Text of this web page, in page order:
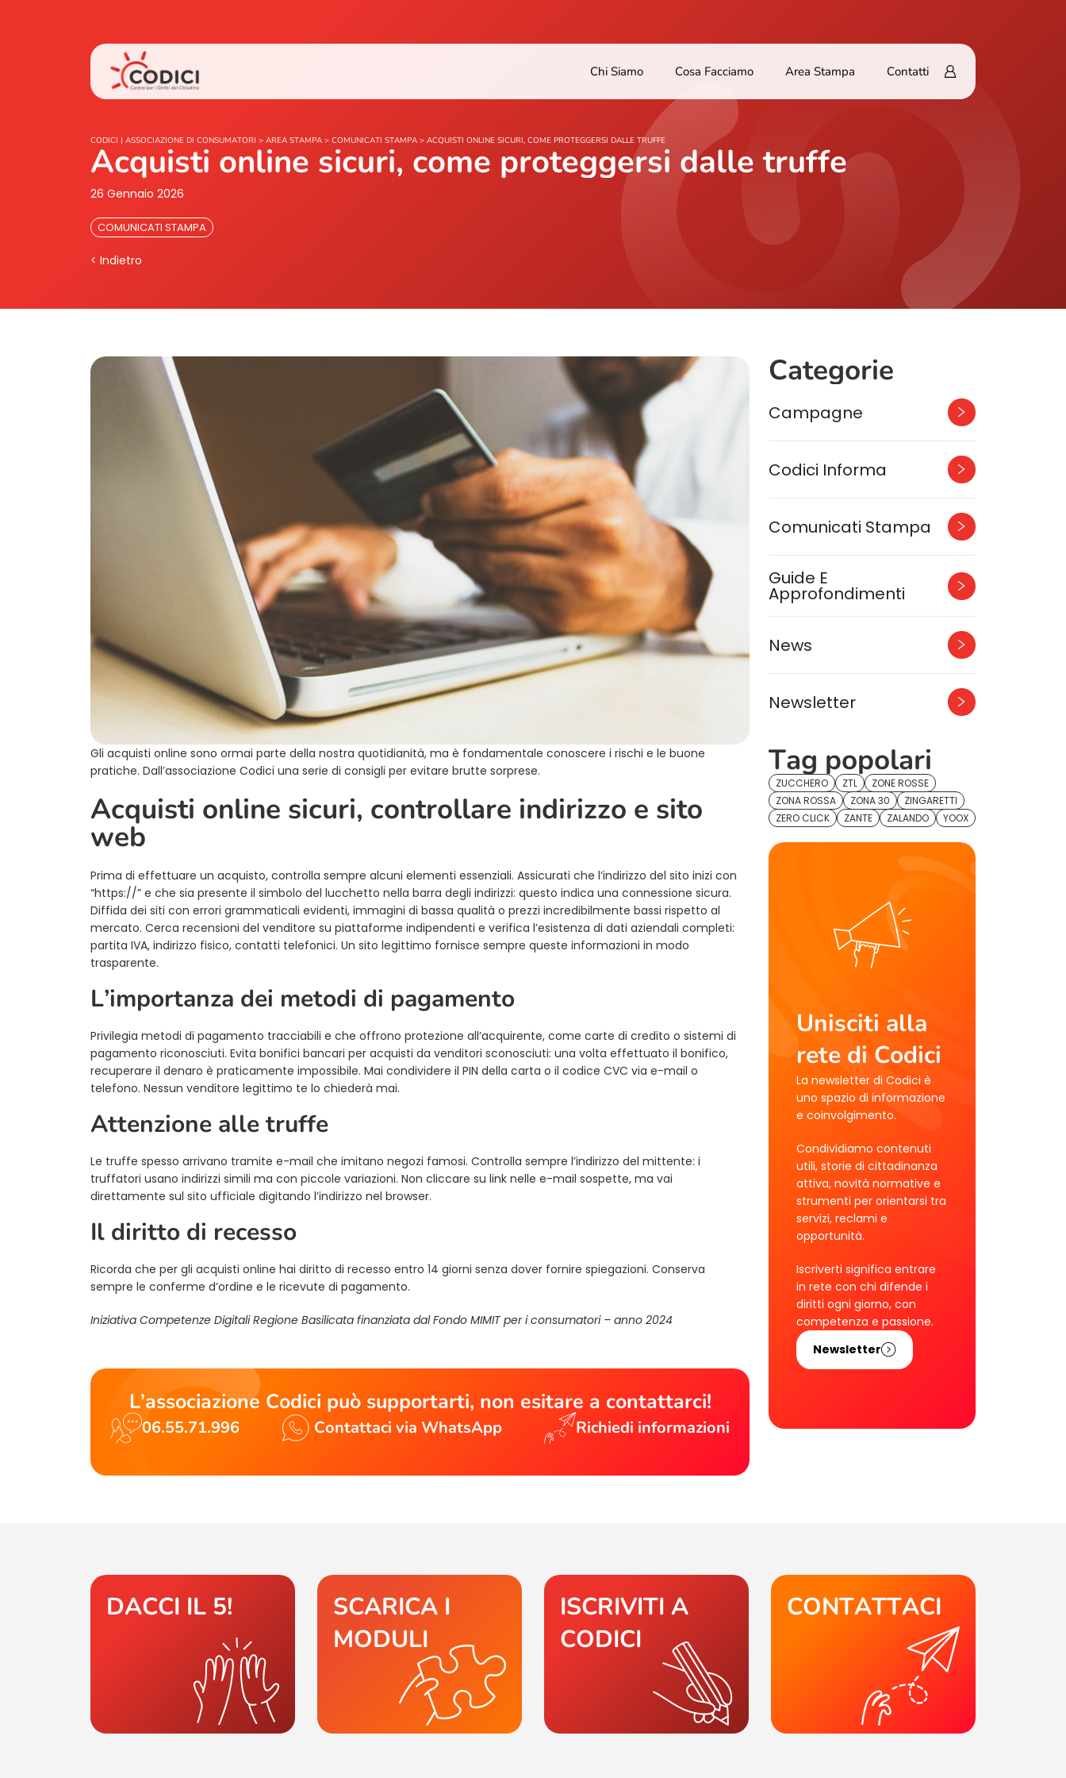
Chi Siamo Cosa Facciamo Area Stampa Contatti
CODICI | ASSOCIAZIONE DI CONSUMATORI > AREA STAMPA > COMUNICATI STAMPA > ACQUISTI ONLINE SICURI, COME PROTEGGERSI DALLE TRUFFE
Acquisti online sicuri, come proteggersi dalle truffe
26 Gennaio 2026
COMUNICATI STAMPA
< Indietro
Gli acquisti online sono ormai parte della nostra quotidianità, ma è fondamentale conoscere i rischi e le buone
pratiche. Dall’associazione Codici una serie di consigli per evitare brutte sorprese.
Acquisti online sicuri, controllare indirizzo e sito
web
Prima di effettuare un acquisto, controlla sempre alcuni elementi essenziali. Assicurati che l’indirizzo del sito inizi con
“https://” e che sia presente il simbolo del lucchetto nella barra degli indirizzi: questo indica una connessione sicura.
Diffida dei siti con errori grammaticali evidenti, immagini di bassa qualità o prezzi incredibilmente bassi rispetto al
mercato. Cerca recensioni del venditore su piattaforme indipendenti e verifica l’esistenza di dati aziendali completi:
partita IVA, indirizzo fisico, contatti telefonici. Un sito legittimo fornisce sempre queste informazioni in modo
trasparente.
L’importanza dei metodi di pagamento
Privilegia metodi di pagamento tracciabili e che offrono protezione all’acquirente, come carte di credito o sistemi di
pagamento riconosciuti. Evita bonifici bancari per acquisti da venditori sconosciuti: una volta effettuato il bonifico,
recuperare il denaro è praticamente impossibile. Mai condividere il PIN della carta o il codice CVC via e-mail o
telefono. Nessun venditore legittimo te lo chiederà mai.
Attenzione alle truffe
Le truffe spesso arrivano tramite e-mail che imitano negozi famosi. Controlla sempre l’indirizzo del mittente: i
truffatori usano indirizzi simili ma con piccole variazioni. Non cliccare su link nelle e-mail sospette, ma vai
direttamente sul sito ufficiale digitando l’indirizzo nel browser.
Il diritto di recesso
Ricorda che per gli acquisti online hai diritto di recesso entro 14 giorni senza dover fornire spiegazioni. Conserva
sempre le conferme d’ordine e le ricevute di pagamento.
Iniziativa Competenze Digitali Regione Basilicata finanziata dal Fondo MIMIT per i consumatori – anno 2024
L’associazione Codici può supportarti, non esitare a contattarci!
06.55.71.996 Contattaci via WhatsApp Richiedi informazioni
Categorie
Campagne
Codici Informa
Comunicati Stampa
Guide E
Approfondimenti
News
Newsletter
Tag popolari
ZUCCHERO ZTL
ZONE ROSSE
ZONA ROSSA
ZONA 30
ZINGARETTI
ZERO CLICK
ZANTE ZALANDO YOOX
Unisciti alla
rete di Codici
La newsletter di Codici è
uno spazio di informazione
e coinvolgimento.
Condividiamo contenuti
utili, storie di cittadinanza
attiva, novità normative e
strumenti per orientarsi tra
servizi, reclami e
opportunità.
Iscriverti significa entrare
in rete con chi difende i
diritti ogni giorno, con
competenza e passione.
Newsletter
DACCI IL 5!
SCARICA I
MODULI
ISCRIVITI A
CODICI
CONTATTACI